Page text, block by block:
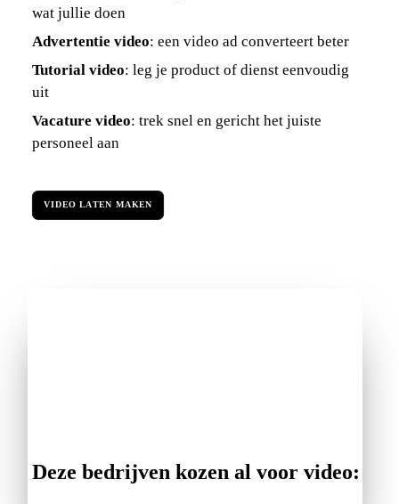
wat jullie doen
Advertentie video: een video ad converteert beter
Tutorial video: leg je product of dienst eenvoudig
uit
Vacature video: trek snel en gericht het juiste
personeel aan
VIDEO LATEN MAKEN
Deze bedrijven kozen al voor video: